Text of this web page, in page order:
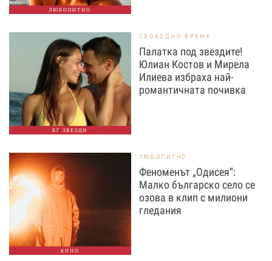
ЛЮБОПИТНО
БГ ЗВЕЗДИ
СВОБОДНО ВРЕМЕ
Палатка под звездите!
Юлиан Костов и Мирела
Илиева избраха най-
романтичната почивка
КИНО
ЛЮБОПИТНО
Феноменът „Одисея“:
Малко българско село се
озова в клип с милиони
гледания